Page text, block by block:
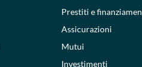
Prestiti e
Assicurazioni
Mutui
Investimenti